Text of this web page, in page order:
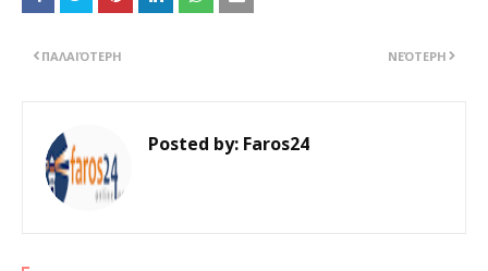
ΝΕΌΤΕΡΗ
ΠΑΛΑΙΌΤΕΡΗ
Posted by: Faros24